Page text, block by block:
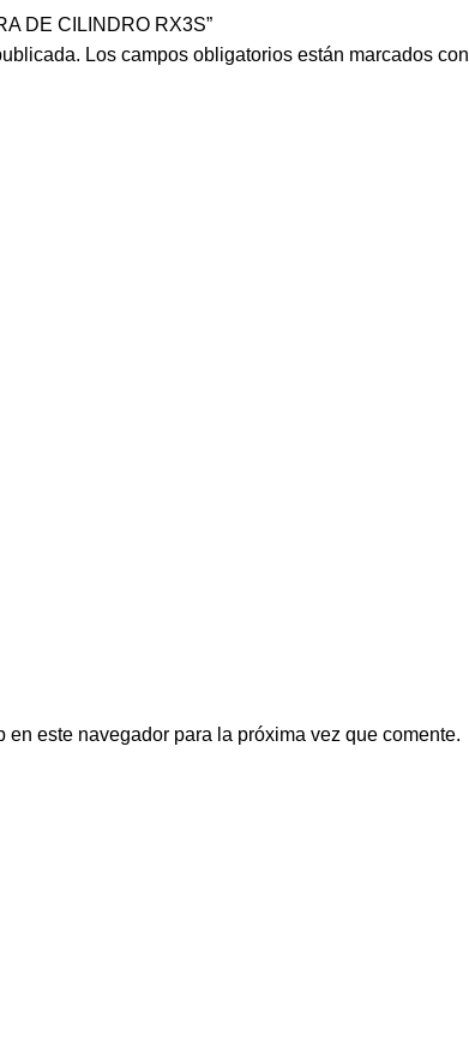
DE CILINDRO RX3S”
Los campos obligatorios están marcados con
este navegador para la próxima vez que comente.